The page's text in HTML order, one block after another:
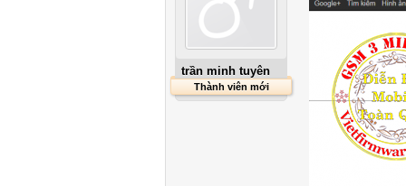
trần minh tuyên
Thành viên mới